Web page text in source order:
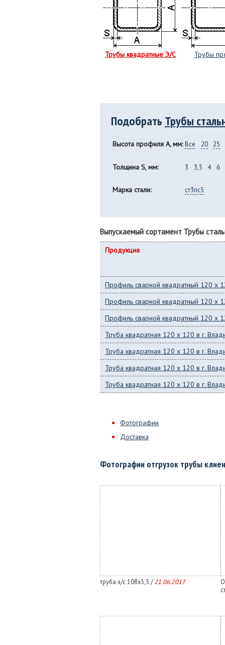
Трубы квадратные Э/С Трубы
Подобрать Трубы
Высота профиля A, мм: Все 20 25
Толщина S, мм: 3 3,5 4 6
Марка стали: ст3пс5
Выпускаемый сортамент Трубы
Продукция
Профиль сварной квадратный 120 x
Профиль сварной квадратный 120 x
Профиль сварной квадратный 120 x
Труба квадратная 120 x 120 в г.
Труба квадратная 120 x 120 в г.
Труба квадратная 120 x 120 в г.
Труба квадратная 120 x 120 в г.
Фотографии
Доставка
Фотографии отгрузок трубы
труба э/с 108х3,5 / 21.06.2017